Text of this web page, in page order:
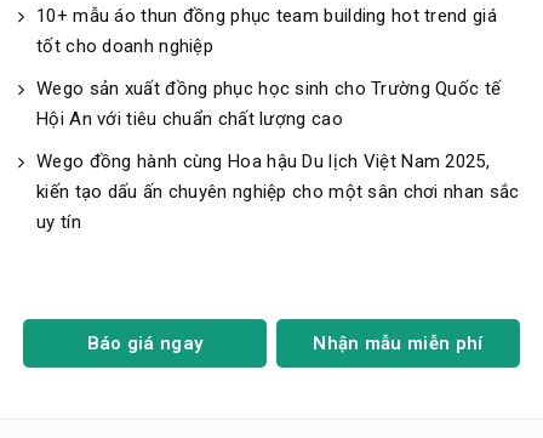
10+ mẫu áo thun đồng phục team building hot trend giá
tốt cho doanh nghiệp
Wego sản xuất đồng phục học sinh cho Trường Quốc tế
Hội An với tiêu chuẩn chất lượng cao
Wego đồng hành cùng Hoa hậu Du lịch Việt Nam 2025,
kiến tạo dấu ấn chuyên nghiệp cho một sân chơi nhan sắc
uy tín
Báo giá ngay Nhận mẫu miễn phí